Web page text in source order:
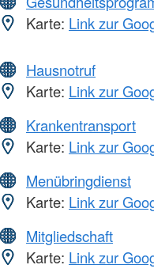
Karte: Link zur
Hausnotruf
Karte: Link zur
Krankentransport
Karte: Link zur
Menübringdienst
Karte: Link zur
Mitgliedschaft
Karte: Link zur